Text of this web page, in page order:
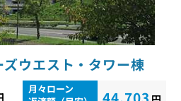
ウエスト・タワー棟
月々ローン
44,703